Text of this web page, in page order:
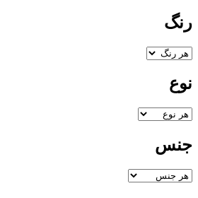
ثمین
جگوار
دلنواز
زرین
زیبا
سام ست
رنگ
نوع
جنس